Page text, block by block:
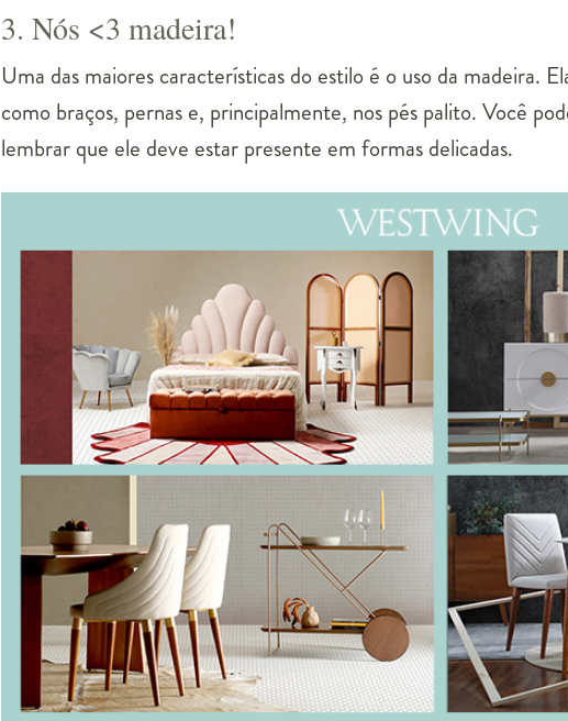
3. Nós <3 madeira!
Uma das maiores características do estilo é o uso da madeira.
como braços, pernas e, principalmente, nos pés palito. Você
lembrar que ele deve estar presente em formas delicadas.